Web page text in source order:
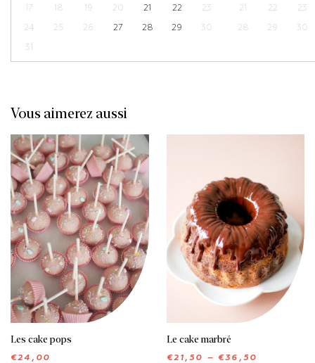
17 18 19 20 21 22 23
24 25 26 27 28 29 30
31
21 22 23
28 29 30
Vous aimerez aussi
MIGNARDISES
Les cake pops
€24,00
Le cake marbré
€21,50 – €36,50